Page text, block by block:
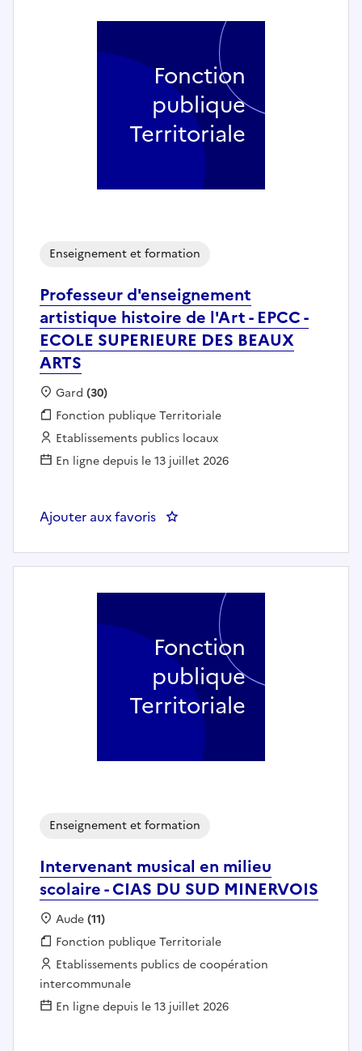
Professeur d'enseignement
artistique histoire de l'Art - EPCC -
ECOLE SUPERIEURE DES BEAUX
ARTS
Enseignement et formation
Localisation :
Gard (30)
Fonction publique :
Fonction publique Territoriale
Employeur :
Etablissements publics locaux
En ligne depuis le 13 juillet 2026
Ajouter aux favoris : Professeur d'enseignement
Fonction
publique
Territoriale
Intervenant musical en milieu
scolaire - CIAS DU SUD MINERVOIS
Enseignement et formation
Localisation :
Aude(11)
Fonction publique :
Fonction publique Territoriale
Employeur :
Etablissements publics de coopération
intercommunale
En ligne depuis le 13 juillet 2026
Fonction
publique
Territoriale